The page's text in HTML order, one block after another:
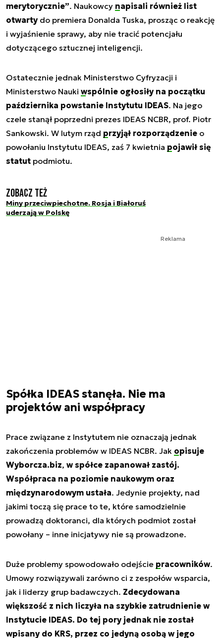
merytorycznie”. Naukowcy napisali również list
otwartydo premiera Donalda Tuska, prosząc o reakcję
i wyjaśnienie sprawy, aby nie tracić potencjału
dotyczącego sztucznej inteligencji.
Ostatecznie jednak Ministerstwo Cyfryzacji i
Ministerstwo Nauki wspólnie ogłosiły na początku
października powstanie Instytutu IDEAS. Na jego
czele stanął poprzedni prezes IDEAS NCBR, prof. Piotr
Sankowski. W lutym rząd przyjął rozporządzenie o
powołaniu Instytutu IDEAS, zaś 7 kwietnia pojawił się
statut podmiotu.
Zobacz też
Miny przeciwpiechotne. Rosja i Białoruś
uderzają w Polskę
Reklama
Spółka IDEAS stanęła. Nie ma
projektów ani współpracy
Prace związane z Instytutem nie oznaczają jednak
zakończenia problemów w IDEAS NCBR. Jak opisuje
Wyborcza.biz, w spółce zapanował zastój.
Współpraca na poziomie naukowym oraz
międzynarodowym ustała. Jedynie projekty, nad
jakimi toczą się prace to te, które samodzielnie
prowadzą doktoranci, dla których podmiot został
powołany – inne inicjatywy nie są prowadzone.
Duże problemy spowodowało odejście pracowników.
Umowy rozwiązywali zarówno ci z zespołów wsparcia,
jak i liderzy grup badawczych. Zdecydowana
większość z nich liczyła na szybkie zatrudnienie w
Instytucie IDEAS. Do tej pory jednak nie został
wpisany do KRS, przez co jedyną osobą w jego